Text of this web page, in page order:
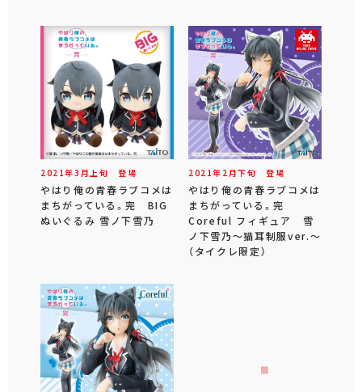
2021年3 月 上旬 登場
やはり俺の青春ラブコメは
まちがっている。完 BIG
ぬいぐるみ 雪ノ下雪乃
2021年 2 月下旬 登場
やはり俺の青春ラブコメは
まちがっている。完
Coreful フィギュア 雪
ノ下雪乃～猫耳制服ver.～
（タイクレ限定）